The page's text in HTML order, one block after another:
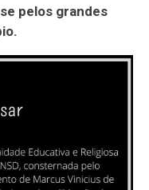
pelos grandes